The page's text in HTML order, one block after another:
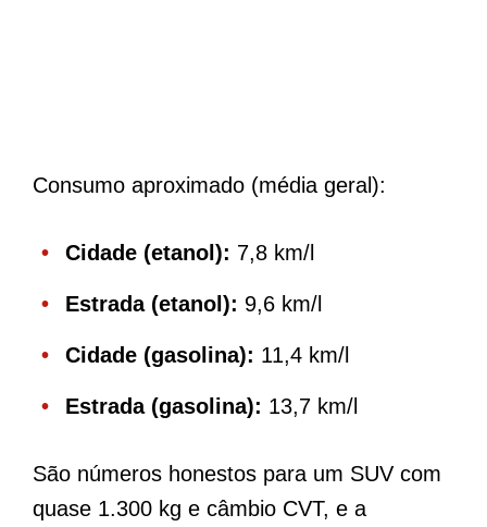
Consumo aproximado (média geral):
Cidade (etanol): 7,8 km/l
Estrada (etanol): 9,6 km/l
Cidade (gasolina): 11,4 km/l
Estrada (gasolina): 13,7 km/l
São números honestos para um SUV com
quase 1.300 kg e câmbio CVT, e a